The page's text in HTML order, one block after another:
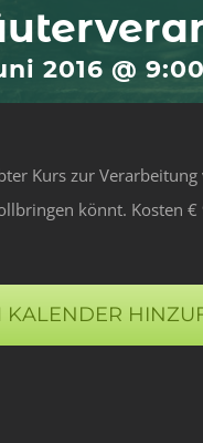
2016 @ 9:00
Kurs zur
könnt. Kosten
KALENDER